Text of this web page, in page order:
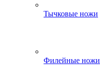
Тычковые ножи
Филейные ножи